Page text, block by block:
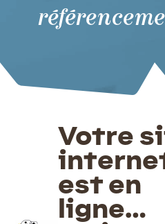
Votre
est en
ligne…